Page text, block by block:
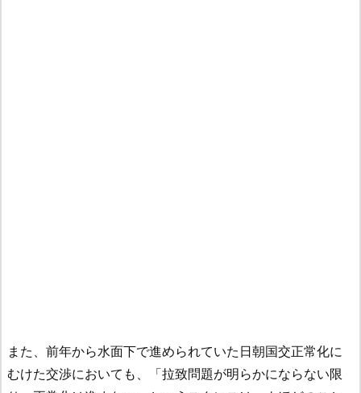
また、前年から水面下で進められていた日朝国交正常化に
むけた交渉においても、「拉致問題が明らかにならない限